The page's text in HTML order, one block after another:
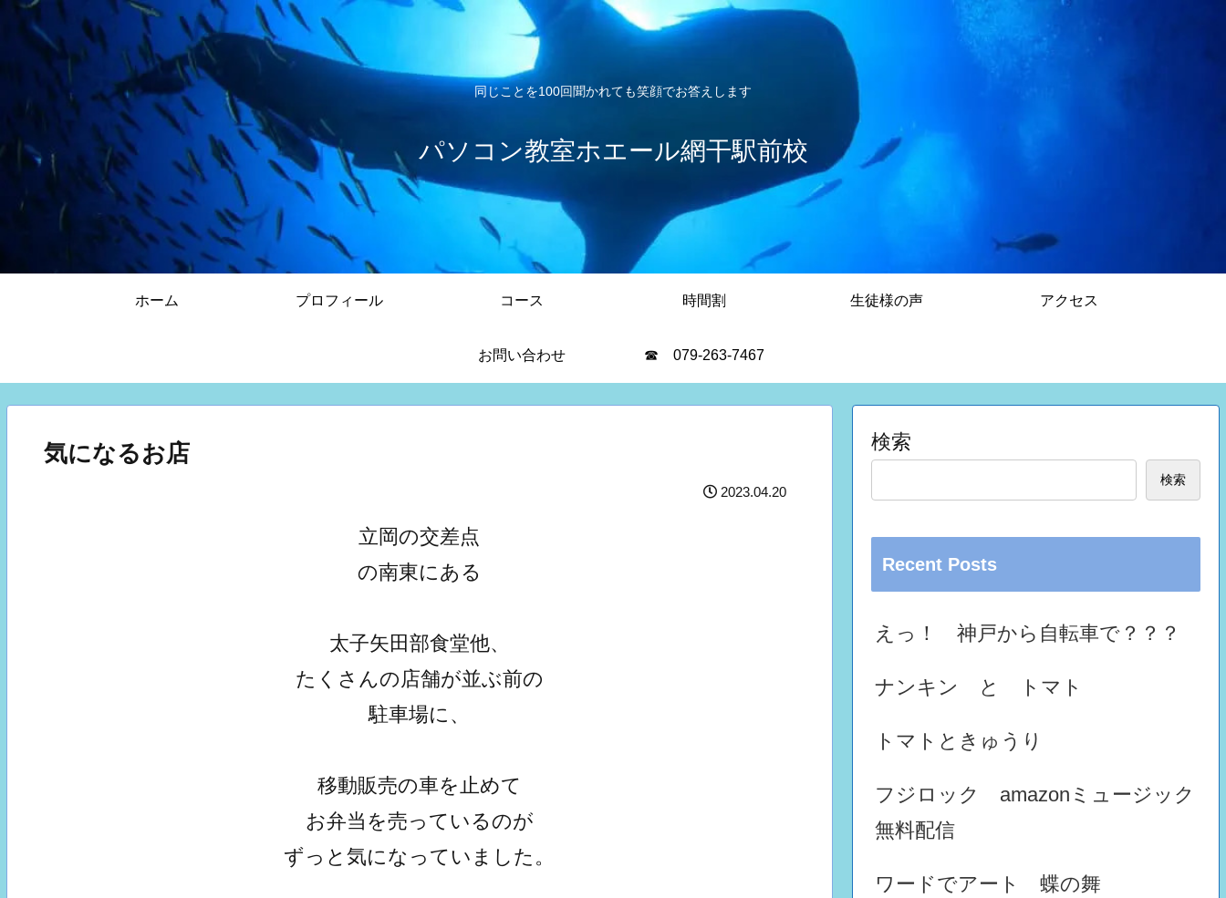
同じことを100回聞かれても笑顔でお答えします
パソコン教室ホエール網干駅前校
ホーム プロフィール コース 時間割 生徒様の声 アクセス
お問い合わせ ☎ 079-263-7467
気になるお店
2023.04.20
立岡の交差点
の南東にある
太子矢田部食堂他、
たくさんの店舗が並ぶ前の
駐車場に、
移動販売の車を止めて
お弁当を売っているのが
ずっと気になっていました。
検索
検索
Recent Posts
えっ！ 神戸から自転車で？？？
ナンキン と トマト
トマトときゅうり
フジロック amazonミュージック
無料配信
ワードでアート 蝶の舞